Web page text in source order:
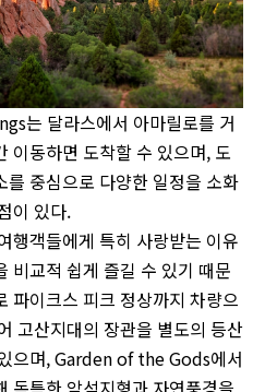
는 달라스에서 아마릴로를 거
이동하면 도착할 수 있으며, 도
를 중심으로 다양한 일정을 소화
이 있다.
행객들에게 특히 사랑받는 이유
비교적 쉽게 즐길 수 있기 때문
파이크스 피크 정상까지 차량으
고산지대의 장관을 별도의 등산
으며, Garden of the Gods에서